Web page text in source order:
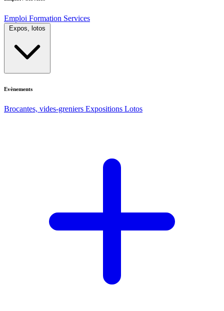
Emploi Formation Services
Expos, lotos
Evènements
Brocantes, vides-greniers Expositions Lotos